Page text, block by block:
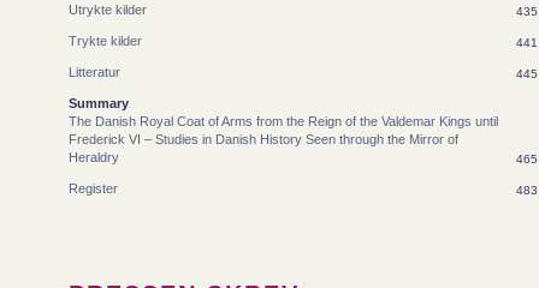
Utrykte kilder 435
Trykte kilder 441
Litteratur 445
Summary
The Danish Royal Coat of Arms from the Reign of the Valdemar Kings until
Frederick VI – Studies in Danish History Seen through the Mirror of
Heraldry
465
Register 483